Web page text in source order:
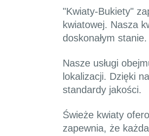
"Kwiaty-Bukiety"
kwiatowej. Nasza
doskonałym stanie.
Nasze usługi
lokalizacji. Dzięki
standardy jakości.
Świeże kwiaty
zapewnia, że